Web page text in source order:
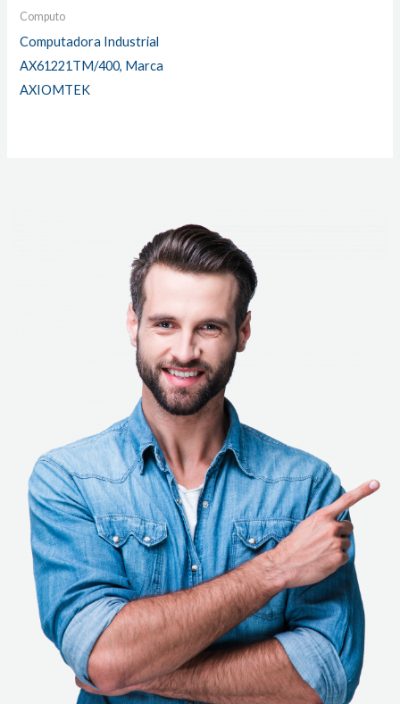
Computo
Computadora Industrial
AX61221TM/400, Marca
AXIOMTEK